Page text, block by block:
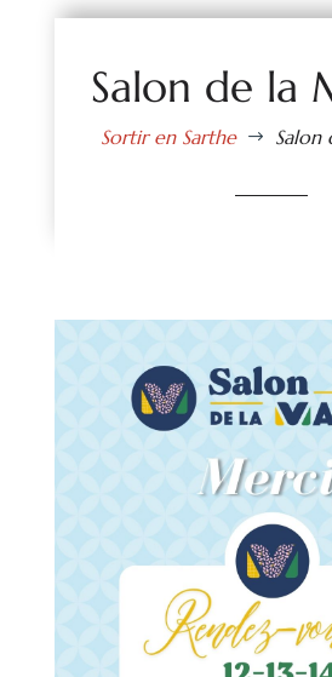
Salon de la
Sortir en Sarthe $ Salon